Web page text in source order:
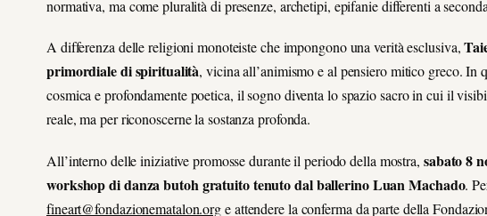
normativa, ma come pluralità di presenze, archetipi, epifanie differenti a
A differenza delle religioni monoteiste che impongono una verità esclusiva,
primordiale di spiritualità, vicina all’animismo e al pensiero mitico greco.
cosmica e profondamente poetica, il sogno diventa lo spazio sacro in cui il
reale, ma per riconoscerne la sostanza profonda.
All’interno delle iniziative promosse durante il periodo della mostra, sabato 8
workshop di danza butohgratuito tenuto dal ballerino Luan Machado.
fineart@fondazionematalon.orgeattendere la conferma da parte della